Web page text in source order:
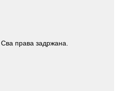
права задржана.